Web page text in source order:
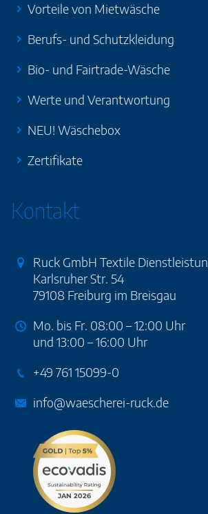
Vorteile von Mietwäsche
Berufs- und Schutzkleidung
Bio- und Fairtrade-Wäsche
Werte und Verantwortung
NEU! Wäschebox
Zertifikate
Kontakt
Ruck GmbH Textile
Karlsruher Str. 54
79108 Freiburg im Breisgau
Mo. bis Fr. 08:00 – 12:00 Uhr
und 13:00 – 16:00 Uhr
+49 761 15099-0
info@waescherei-ruck.de